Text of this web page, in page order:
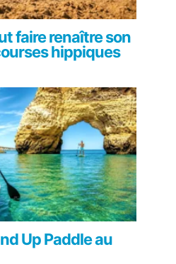
faire renaître son
hippiques
Up Paddle au